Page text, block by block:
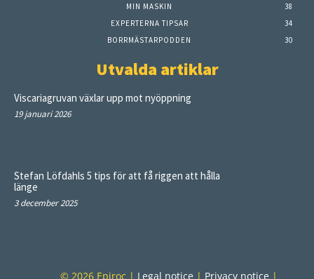
MIN MASKIN
38
EXPERTERNA TIPSAR
34
BORRMÄSTARPODDEN
30
Utvalda artiklar
Viscariagruvan växlar upp mot nyöppning
19 januari 2026
Stefan Löfdahls 5 tips för att få riggen att hålla
länge
3 december 2025
© 2026 Epiroc | Legal notice | Privacy notice |